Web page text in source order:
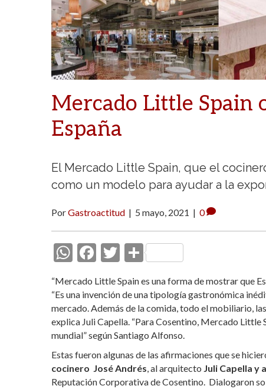
Mercado Little Spain
España
El Mercado Little Spain, que el
como un modelo para ayudar a la
PorGastroactitud | 5 mayo, 2021 | 0
W
at
s
A
p
p
F
e
b
o
o
k
T
itt
er
C
m
p
ar
ti
r
“Mercado Little Spain es una forma de mostrar que
“Es una invención de una tipología gastronómica
mercado. Además de la comida, todo el mobiliario,
explica Juli Capella. “Para Cosentino, Mercado Little
mundial” según Santiago Alfonso.
Estas fueron algunas de las afirmaciones que se
cocinero José Andrés, al arquitecto Juli Capella y
Reputación Corporativa de Cosentino. Dialogaron